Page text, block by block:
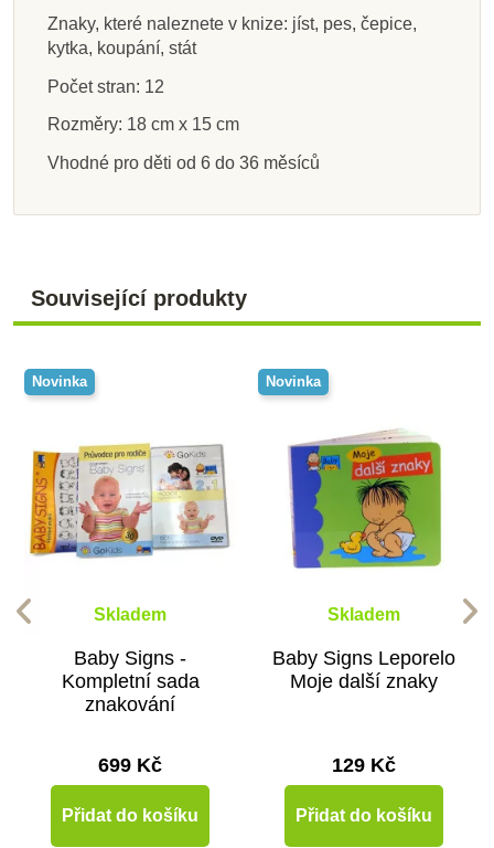
Znaky, které naleznete v knize: jíst, pes, čepice,
kytka, koupání, stát
Počet stran: 12
Rozměry: 18 cm x 15 cm
Vhodné pro děti od 6 do 36 měsíců
Související produkty
Novinka
Skladem
Baby Signs -
Kompletní sada
znakování
699 Kč
Přidat do košíku
Novinka
Skladem
Baby Signs Leporelo
Moje další znaky
129 Kč
Přidat do košíku